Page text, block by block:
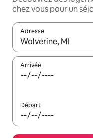
chez vous pour un
Adresse
Lorsque les résultats
Arrivée
Départ